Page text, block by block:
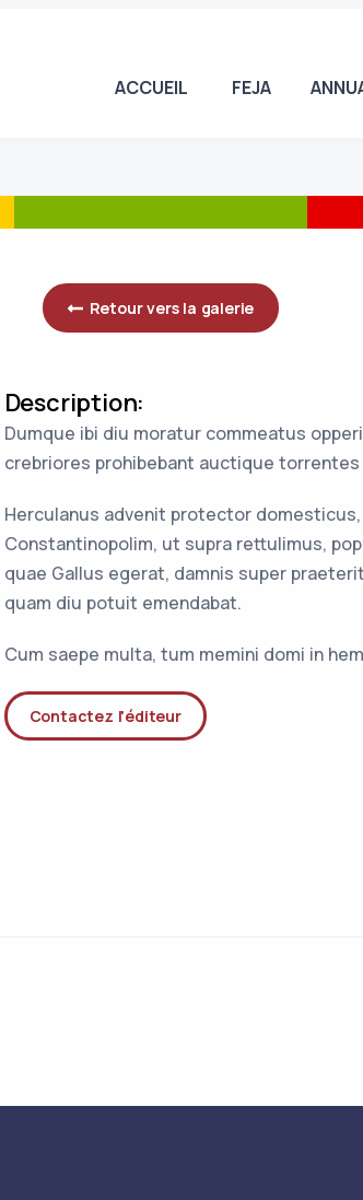
ACCUEIL FEJA
Retour vers la galerie
Description:
Dumque ibi diu moratur commeatus
crebriores prohibebant auctique torrentes
Herculanus advenit protector
Constantinopolim, ut supra rettulimus,
quae Gallus egerat, damnis super
quam diu potuit emendabat.
Cum saepe multa, tum memini domi in
Contactez l'éditeur